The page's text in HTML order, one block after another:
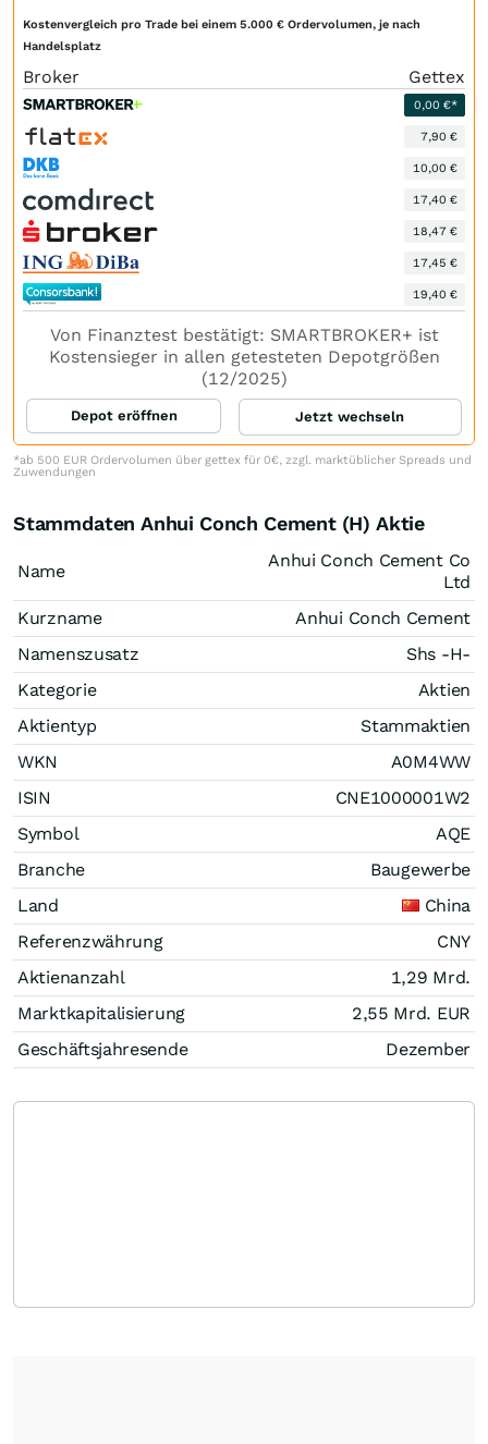
Kostenvergleich pro Trade bei einem 5.000 € Ordervolumen, je nach
Handelsplatz
Broker Gettex
0,00 €*
7,90 €
10,00 €
17,40 €
18,47 €
17,45 €
19,40 €
Von Finanztest bestätigt: SMARTBROKER+ ist
Kostensieger in allen getesteten Depotgrößen
(12/2025)
Depot eröffnen Jetzt wechseln
*ab 500 EUR Ordervolumen über gettex für 0€, zzgl. marktüblicher Spreads und
Zuwendungen
Stammdaten Anhui Conch Cement (H) Aktie
Name
Anhui Conch Cement Co
Ltd
Kurzname
Anhui Conch Cement
Namenszusatz
Shs -H-
Kategorie
Aktien
Aktientyp
Stammaktien
WKN
A0M4WW
ISIN
CNE1000001W2
Symbol
AQE
Branche
Baugewerbe
Land
China
Referenzwährung
CNY
Aktienanzahl
1,29 Mrd.
Marktkapitalisierung
2,55 Mrd. EUR
Geschäftsjahresende
Dezember